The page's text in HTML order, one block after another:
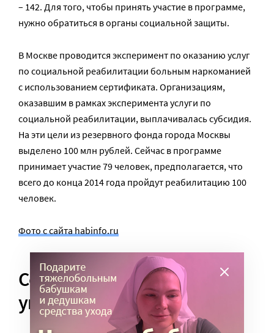
– 142. Для того, чтобы принять участие в программе,
нужно обратиться в органы социальной защиты.
В Москве проводится эксперимент по оказанию услуг
по социальной реабилитации больным наркоманией
с использованием сертификата. Организациям,
оказавшим в рамках эксперимента услуги по
социальной реабилитации, выплачивалась субсидия.
На эти цели из резервного фонда города Москвы
выделено 100 млн рублей. Сейчас в программе
принимает участие 79 человек, предполагается, что
всего до конца 2014 года пройдут реабилитацию 100
человек.
Фото с сайта habinfo.ru
Социальные выплаты не
уменьшатся